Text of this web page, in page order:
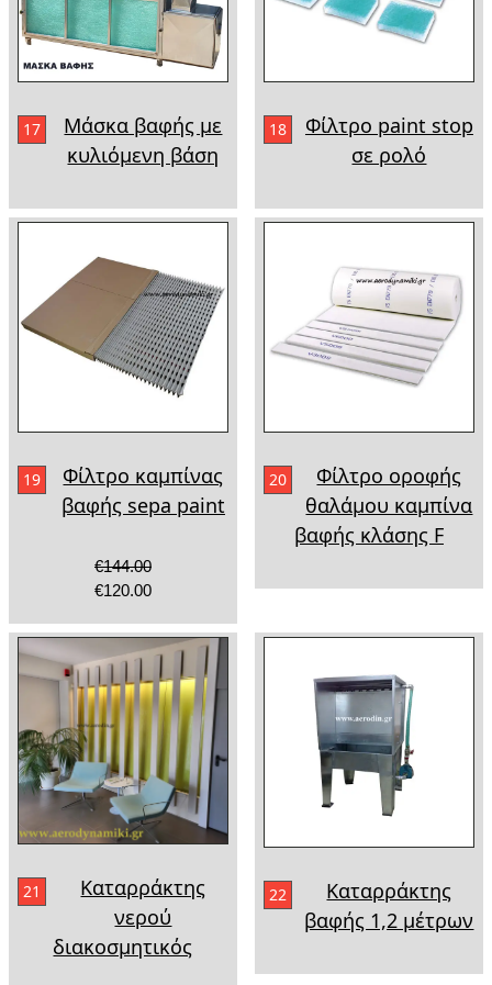
17
Μάσκα βαφής με
κυλιόμενη βάση
18
Φίλτρο paint stop
σε ρολό
19
Φίλτρο καμπίνας
βαφής sepa paint
€144.00
€120.00
20
Φίλτρο οροφής
θαλάμου καμπίνα
βαφής κλάσης F
21
Καταρράκτης
νερού
διακοσμητικός
22
Καταρράκτης
βαφής 1,2 μέτρων